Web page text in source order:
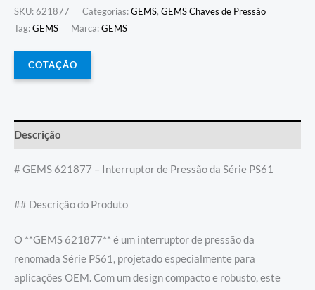
SKU:621877 Categorias:GEMS, GEMS Chaves de Pressão
Tag:GEMS Marca:GEMS
COTAÇÃO
Descrição
# GEMS 621877 – Interruptor de Pressão da Série PS61
## Descrição do Produto
O **GEMS 621877** é um interruptor de pressão da
renomada Série PS61, projetado especialmente para
aplicações OEM. Com um design compacto e robusto, este